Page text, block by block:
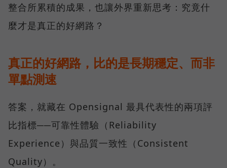
整合所累積的成果，也讓外界重新思考：究竟什
麼才是真正的好網路？
真正的好網路，比的是長期穩定、而非
單點測速
答案，就藏在 Opensignal 最具代表性的兩項評
比指標──可靠性體驗（Reliability
Experience）與品質一致性（Consistent
Quality）。